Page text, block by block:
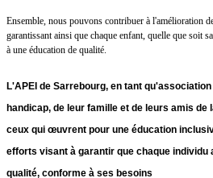
Ensemble, nous pouvons contribuer à l'amélioration
garantissant ainsi que chaque enfant, quelle que soit
à une éducation de qualité.
L'APEI de Sarrebourg, en tant
handicap, de leur famille et de leurs amis de
ceux qui œuvrent pour une éducation
efforts visant à garantir que chaque individu
qualité, conforme à ses besoins